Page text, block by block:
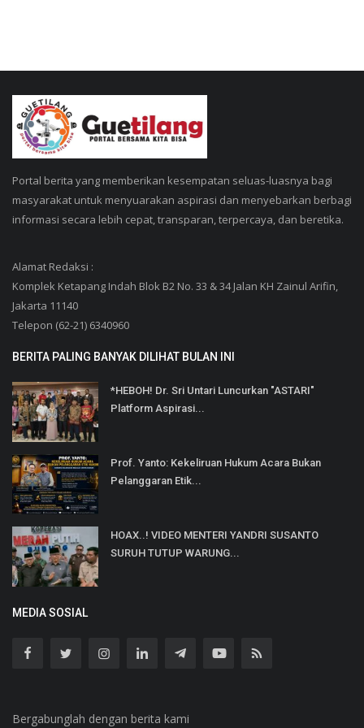
Portal berita yang memberikan kesempatan seluas-luasnya bagi
masyarakat untuk menyuarakan aspirasi dan menyebarkan berbagi
informasi secara lebih cepat, transparan, terpercaya, dan beretika.
Alamat Redaksi :
Komplek Ketapang Indah Blok B2 No. 33 & 34 Jalan KH Zainul Arifin,
Jakarta 11140
Telepon (62-21) 6340960
BERITA PALING BANYAK DILIHAT BULAN INI
*HEBOH! Dr. Sri Untari Luncurkan "ASTARI"
Platform Aspirasi...
Prof. Yanto: Kekeliruan Hukum Acara Bukan
Pelanggaran Etik...
HOAX..! VIDEO MENTERI YANDRI SUSANTO
SURUH TUTUP WARUNG...
MEDIA SOSIAL
Bergabunglah dengan berita kami